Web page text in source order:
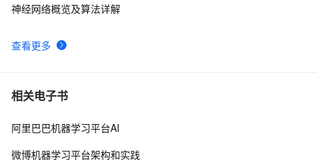
查看更多
神经网络概览及算法详解
相关电子书
阿里巴巴机器学习平台AI
微博机器学习平台架构和实践